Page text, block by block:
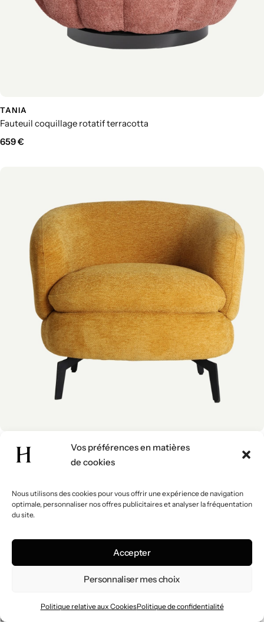
Vos préférences en matières
de cookies
Nous utilisons des cookies pour vous offrir une expérience de navigation
optimale, personnaliser nos offres publicitaires et analyser la fréquentation
du site.
Accepter
Personnaliser mes choix
Politique relative aux CookiesPolitique de confidentialité
TANIA
Fauteuil coquillage rotatif terracotta
659€
LUCAS
Fauteuil jaune moderne
Le fauteuil, entre confort individuel et
Le fauteuil est bien plus qu’un simple siège supplémentaire : c’est